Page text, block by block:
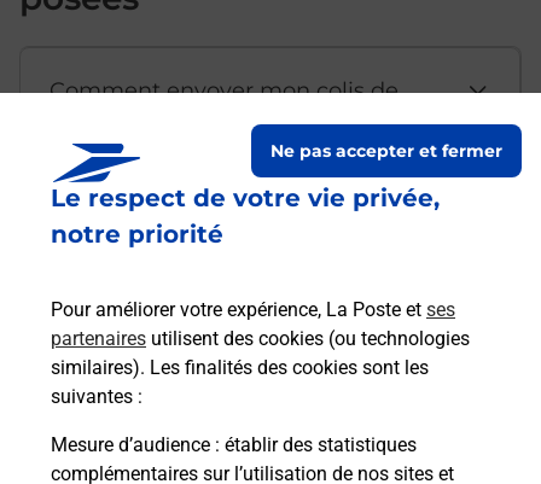
Le respect de votre vie privée,
notre priorité
Pour améliorer votre expérience, La Poste et ses
partenaires utilisent des cookies (ou technologies
similaires). Les finalités des cookies sont les
suivantes :
Mesure d’audience : établir des statistiques
complémentaires sur l’utilisation de nos sites et
Ne pas accepter et fermer
Comment envoyer mon colis de
Est-il possible d’acheter un
emballage directement depuis un
Comment demander une
modification de livraison ?